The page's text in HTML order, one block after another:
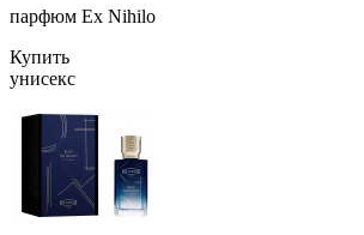
парфюм Ex Nihilo
Купить
унисекс